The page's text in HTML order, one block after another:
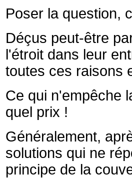
Poser la question,
Déçus peut-être
l'étroit dans leur
toutes ces raisons
Ce qui n'empêche
quel prix !
Généralement,
solutions qui ne
principe de la